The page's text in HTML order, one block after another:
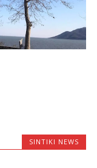
SINTIKI NEWS